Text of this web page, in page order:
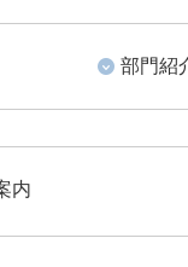
部門紹
内